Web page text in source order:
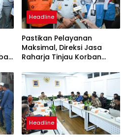
Headline
Pastikan Pelayanan
Maksimal, Direksi Jasa
Raharja Tinjau Korban
Sentosa II
Headline